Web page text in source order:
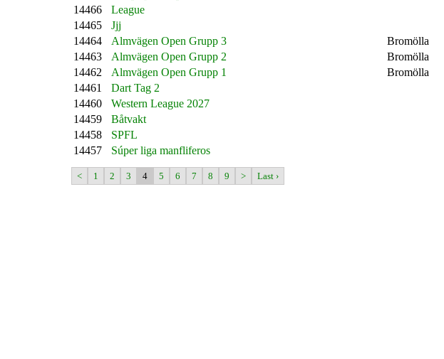
14466
League
14465
Jjj
14464
Almvägen Open Grupp 3
Bromölla
14463
Almvägen Open Grupp 2
Bromölla
14462
Almvägen Open Grupp 1
Bromölla
14461
Dart Tag 2
14460
Western League 2027
14459
Båtvakt
14458
SPFL
14457
Súper liga manfliferos
< 1 2 3 4 5 6 7 8 9 > Last ›